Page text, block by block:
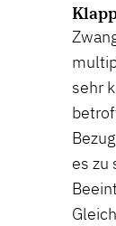
sehr
es zu